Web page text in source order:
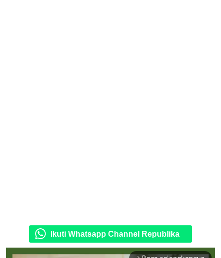
Ikuti Whatsapp Channel Republika